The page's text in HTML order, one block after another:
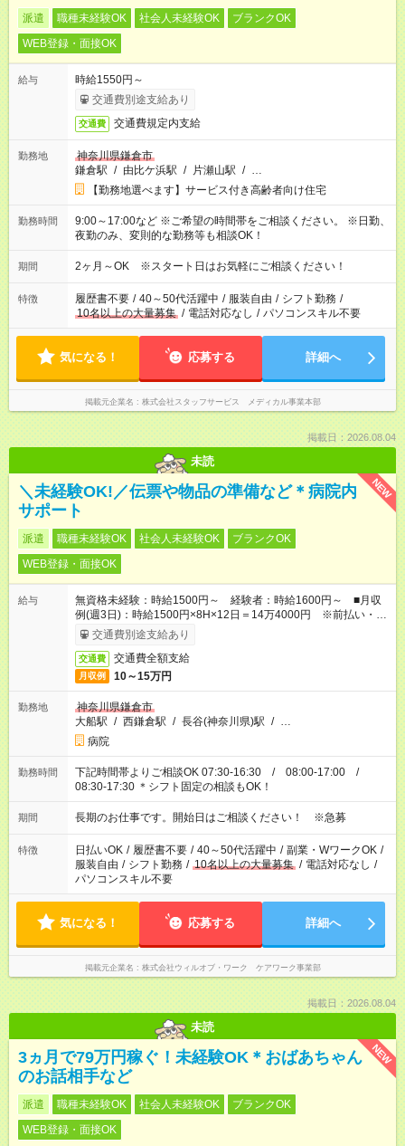
派遣 職種未経験OK 社会人未経験OK
ブランクOK
WEB登録・面接OK
給与
時給1550円～
交通費別途支給あり
交通費 交通費規定内支給
勤務地
神奈川県鎌倉市
鎌倉駅 / 由比ケ浜駅 / 片瀬山駅 / …
【勤務地選べます】サービス付き高齢者向け住宅
勤務時間
9:00～17:00など ※ご希望の時間帯をご相談ください。 ※日勤、
夜勤のみ、変則的な勤務等も相談OK！
期間 2ヶ月～OK ※スタート日はお気軽にご相談ください！
特徴 履歴書不要 / 40～50代活躍中 / 服装自由 / シフト勤務 /
10名以上の大量募集 / 電話対応なし / パソコンスキル不要
気になる！ 応募する 詳細へ
掲載元企業名 株式会社スタッフサービス メディカル事業本部
掲載日：2026.08.04
未読
NEW
＼未経験OK!／伝票や物品の準備など＊病院内
サポート
派遣 職種未経験OK 社会人未経験OK
ブランクOK
WEB登録・面接OK
給与
無資格未経験：時給1500円～ 経験者：時給1600円～ ■月収
例(週3日)：時給1500円×8H×12日＝14万4000円 ※前払い・日
払い・週払いOK
交通費別途支給あり
交通費 交通費全額支給
月収例 10～15万円
勤務地
神奈川県鎌倉市
大船駅 / 西鎌倉駅 / 長谷(神奈川県)駅 / …
病院
勤務時間
下記時間帯よりご相談OK 07:30-16:30 / 08:00-17:00 /
08:30-17:30 ＊シフト固定の相談もOK！
期間 長期のお仕事です。開始日はご相談ください！ ※急募
特徴 日払いOK / 履歴書不要 / 40～50代活躍中 / 副業・WワークOK /
服装自由 / シフト勤務 / 10名以上の大量募集 / 電話対応なし /
パソコンスキル不要
気になる！ 応募する 詳細へ
掲載元企業名 株式会社ウィルオブ・ワーク ケアワーク事業部
掲載日：2026.08.04
未読
NEW
3ヵ月で79万円稼ぐ！未経験OK＊おばあちゃん
のお話相手など
派遣 職種未経験OK 社会人未経験OK
ブランクOK
WEB登録・面接OK